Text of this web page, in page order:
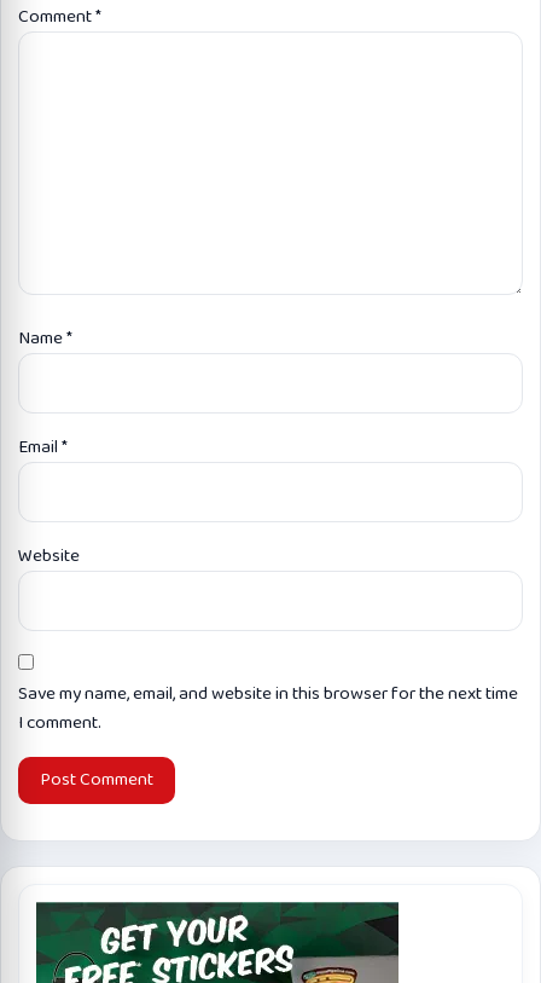
Comment*
Name*
Email*
Website
Save my name, email, and website in this browser for the next time
I comment.